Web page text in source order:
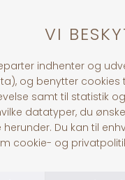
Akudim Marvven m/fyld
DKK 30,00